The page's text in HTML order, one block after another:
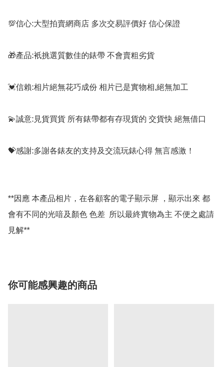
💯信心:大型拍賣網商店 多次交易評價好 信心保證
🎁產品:衹挑選質數佳的錶帶 不會賣粗劣貨
💓信賴:相片絕無花巧成份 相片已是實物相,絕無加工
💫誠意:見貨買貨 所有錶帶都有存現貨的 交貨快 絕無借口
💝感謝:多謝各錶友的支持及交流玩錶心得 無言感激！
**因應 本產品相片，在各顧客的電子顯示屏 ，顯示出來 都
會有不同的光喑及顏色 色差  所以最終實物為主 不便之處請
你可能感興趣的商品